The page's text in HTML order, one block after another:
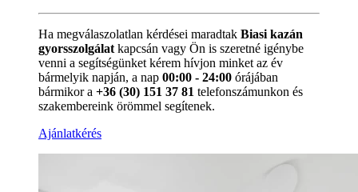
Ha megválaszolatlan kérdései maradtak Biasi kazán
gyorsszolgálat kapcsán vagy Ön is szeretné igénybe
venni a segítségünket kérem hívjon minket az év
bármelyik napján, a nap 00:00 - 24:00 órájában
bármikor a +36 (30) 151 37 81 telefonszámunkon és
szakembereink örömmel segítenek.
Ajánlatkérés